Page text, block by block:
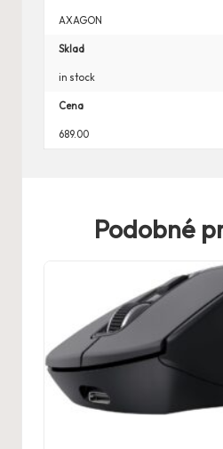
AXAGON
Sklad
in stock
Cena
689.00
Podobné